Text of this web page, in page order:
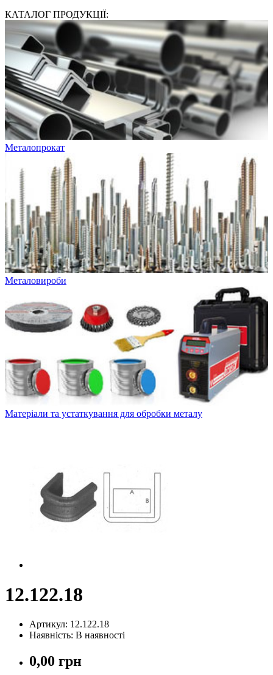
КАТАЛОГ ПРОДУКЦІЇ:
Металопрокат
Металовироби
Матеріали та устаткування для обробки металу
12.122.18
Артикул: 12.122.18
Наявність: В наявності
0,00 грн